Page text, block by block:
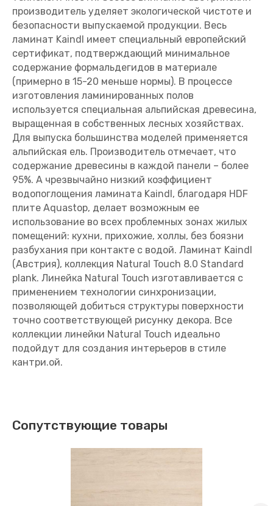
производитель уделяет экологической чистоте и
безопасности выпускаемой продукции. Весь
ламинат Kaindl имеет специальный европейский
сертификат, подтверждающий минимальное
содержание формальдегидов в материале
(примерно в 15-20 меньше нормы). В процессе
изготовления ламинированных полов
используется специальная альпийская древесина,
выращенная в собственных лесных хозяйствах.
Для выпуска большинства моделей применяется
альпийская ель. Производитель отмечает, что
содержание древесины в каждой панели – более
95%. А чрезвычайно низкий коэффициент
водопоглощения ламината Kaindl, благодаря HDF
плите Aquastop, делает возможным ее
использование во всех проблемных зонах жилых
помещений: кухни, прихожие, холлы, без боязни
разбухания при контакте с водой. Ламинат Kaindl
(Австрия), коллекция Natural Touch 8.0 Standard
plank. Линейка Natural Touch изготавливается с
применением технологии синхронизации,
позволяющей добиться структуры поверхности
точно соответствующей рисунку декора. Все
коллекции линейки Natural Touch идеально
подойдут для создания интерьеров в стиле
кантри.ой.
Сопутствующие товары